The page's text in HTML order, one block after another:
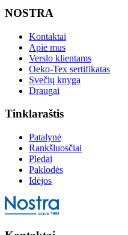
NOSTRA
Kontaktai
Apie mus
Verslo klientams
Oeko-Tex sertifikatas
Svečių knyga
Draugai
Tinklaraštis
Patalynė
Rankšluosčiai
Pledai
Paklodės
Idėjos